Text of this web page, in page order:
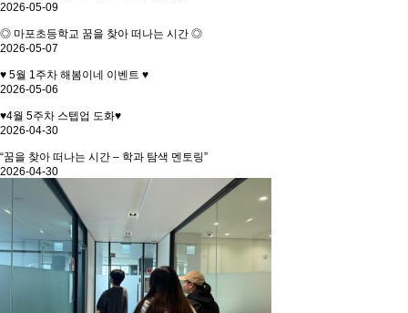
2026-05-09
◎ 마포초등학교 꿈을 찾아 떠나는 시간 ◎
2026-05-07
♥ 5월 1주차 해봄이네 이벤트 ♥
2026-05-06
♥4월 5주차 스텝업 도화♥
2026-04-30
“꿈을 찾아 떠나는 시간 – 학과 탐색 멘토링”
2026-04-30